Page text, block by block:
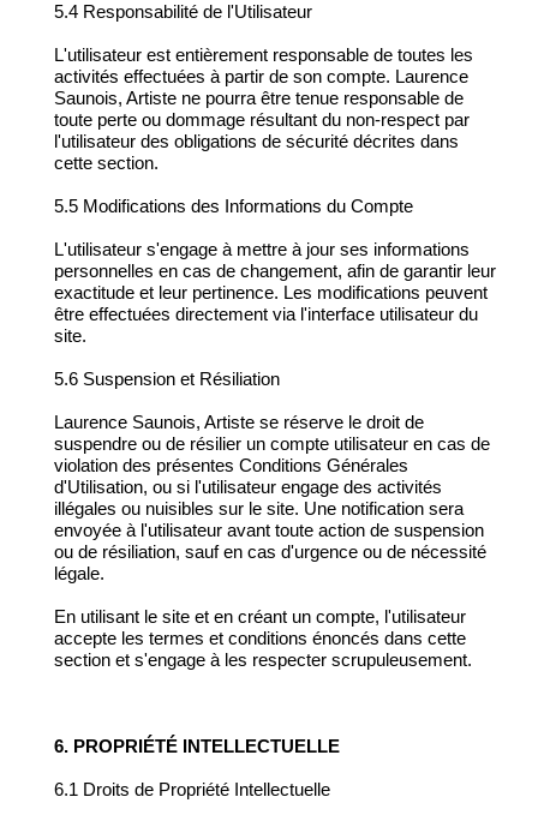
5.4 Responsabilité de l'Utilisateur
L'utilisateur est entièrement responsable de toutes les
activités effectuées à partir de son compte. Laurence
Saunois, Artiste ne pourra être tenue responsable de
toute perte ou dommage résultant du non-respect par
l'utilisateur des obligations de sécurité décrites dans
cette section.
5.5 Modifications des Informations du Compte
L'utilisateur s'engage à mettre à jour ses informations
personnelles en cas de changement, afin de garantir leur
exactitude et leur pertinence. Les modifications peuvent
être effectuées directement via l'interface utilisateur du
site.
5.6 Suspension et Résiliation
Laurence Saunois, Artiste se réserve le droit de
suspendre ou de résilier un compte utilisateur en cas de
violation des présentes Conditions Générales
d'Utilisation, ou si l'utilisateur engage des activités
illégales ou nuisibles sur le site. Une notification sera
envoyée à l'utilisateur avant toute action de suspension
ou de résiliation, sauf en cas d'urgence ou de nécessité
légale.
En utilisant le site et en créant un compte, l'utilisateur
accepte les termes et conditions énoncés dans cette
section et s'engage à les respecter scrupuleusement.
6. PROPRIÉTÉ INTELLECTUELLE
6.1 Droits de Propriété Intellectuelle